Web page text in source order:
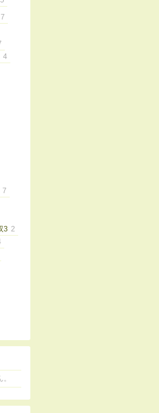
7
4
7
3 2